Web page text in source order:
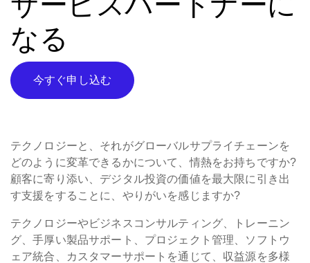
なる
今すぐ申し込む
テクノロジーと、それがグローバルサプライチェーンを
どのように変革できるかについて、情熱をお持ちですか?
顧客に寄り添い、デジタル投資の価値を最大限に引き出
す支援をすることに、やりがいを感じますか?
テクノロジーやビジネスコンサルティング、トレーニン
グ、手厚い製品サポート、プロジェクト管理、ソフトウ
ェア統合、カスタマーサポートを通じて、収益源を多様